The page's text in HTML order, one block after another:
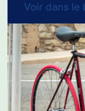
Voir dans le